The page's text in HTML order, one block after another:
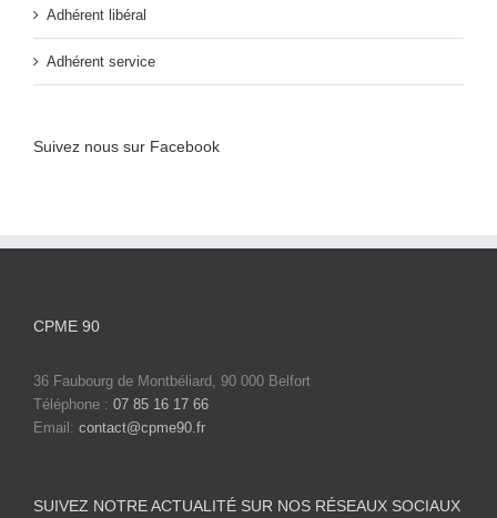
Adhérent libéral
Adhérent service
Suivez nous sur Facebook
CPME 90
36 Faubourg de Montbéliard, 90 000 Belfort
Téléphone : 07 85 16 17 66
Email: contact@cpme90.fr
SUIVEZ NOTRE ACTUALITÉ SUR NOS RÉSEAUX SOCIAUX